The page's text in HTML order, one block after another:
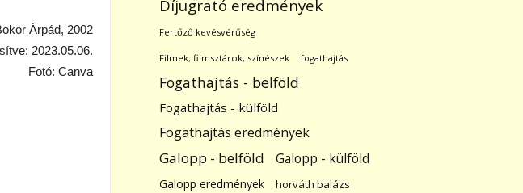
Árpád, 2002
2023.05.06.
Fotó: Canva
Díjugrató eredmények
Fertőző kevésvérűség
Filmek; filmsztárok; színészek fogathajtás
Fogathajtás - belföld
Fogathajtás - külföld
Fogathajtás eredmények
Galopp - belföld Galopp - külföld
Galopp eredmények horváth balázs